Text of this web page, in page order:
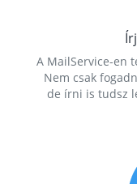
A MailService-en
Nem csak
de írni is tudsz